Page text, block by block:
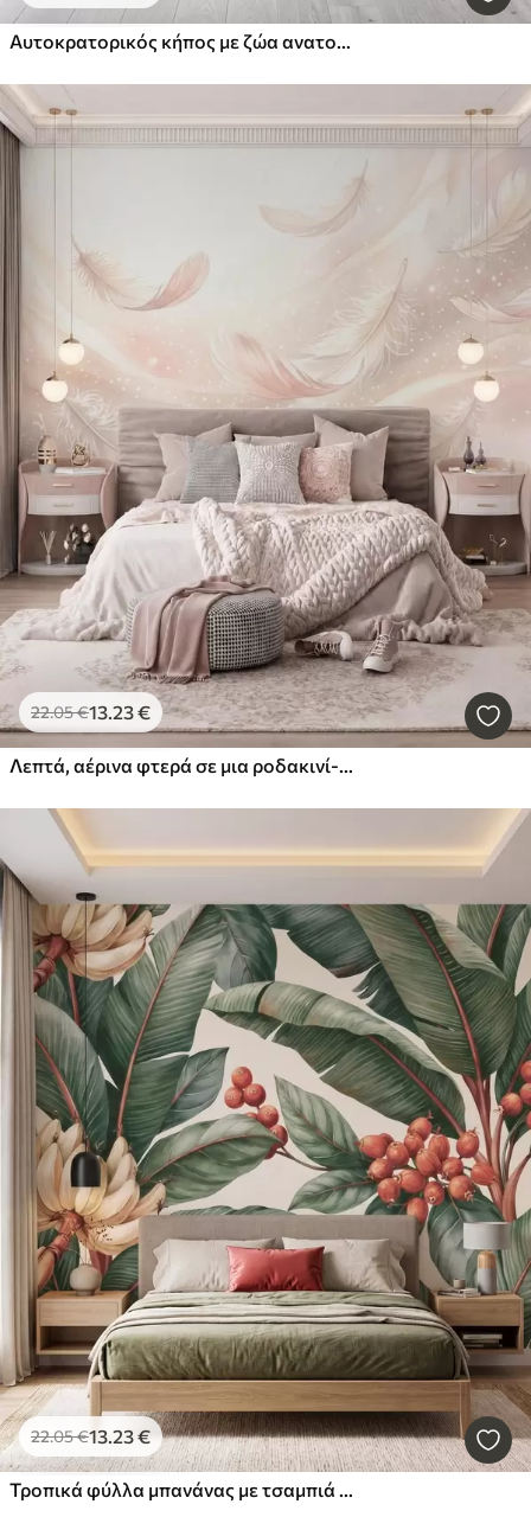
22.05€13 .23€
22.05€13 .23€